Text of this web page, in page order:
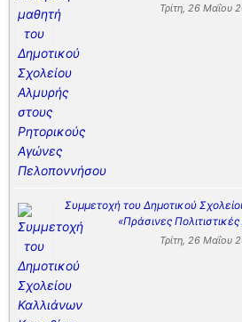
Τρίτη, 26 Μαΐου
Συμμετοχή του Δημοτικού
«Πράσινες
Τρίτη, 26 Μαΐου